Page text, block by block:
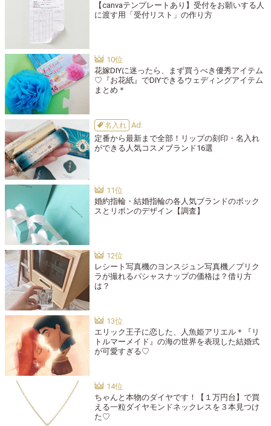
【canvaテンプレートあり】受付をお願いする人
に渡す用「受付リスト」の作り方
花嫁DIYに迷ったら、まず買うべき優秀アイテム
♡『お花紙』でDIYできるウェディングアイテム
まとめ＊
名入れ
定番から最新まで全部！リップの刻印・名入れ
ができる人気コスメブランド16選
婚約指輪・結婚指輪の各人気ブランドのボック
スとリボンのデザイン【調査】
レシート写真機のヨンスジュン写真機／プリク
ラが撮れるパシャスナップの価格は？借り方
は？
エリック王子に恋した、人魚姫アリエル＊『リ
トルマーメイド』の海の世界を表現した結婚式
が可愛すぎる♡
ちゃんと本物のダイヤです！【１万円台】で買
える一粒ダイヤモンドネックレスを３本見つけ
た♡